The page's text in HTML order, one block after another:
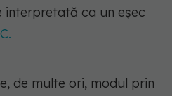
interpretată ca un eșec
de multe ori, modul prin